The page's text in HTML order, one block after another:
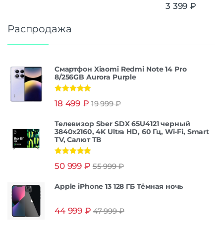
3 399 ₽
Распродажа
Смартфон Xiaomi Redmi Note 14 Pro
8/256GB Aurora Purple
из 5
18 499 ₽ 19 999₽
Телевизор Sber SDX 65U4121 черный
3840x2160, 4K Ultra HD, 60 Гц, Wi-Fi, Smart
TV, Салют ТВ
из 5
50 999 ₽ 55 999₽
Apple iPhone 13 128 ГБ Тёмная ночь
44 999 ₽ 47 999₽